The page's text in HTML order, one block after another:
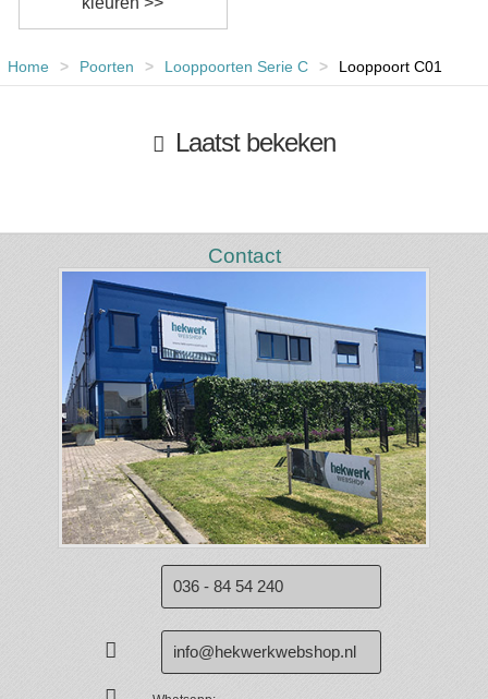
Home > Poorten > Looppoorten Serie C > Looppoort C01
Laatst bekeken
Contact
036 - 84 54 240
info@hekwerkwebshop.nl